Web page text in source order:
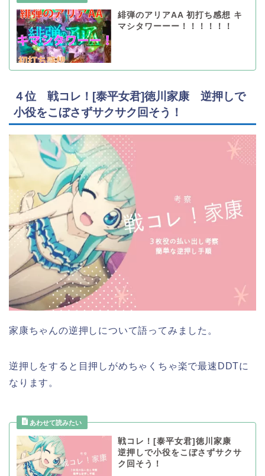
緋弾のアリアAA 初打ち感想 キ
マシタワーーー！！！！！！
４位 戦コレ！[泰平女君]徳川家康 逆押しで
小役をこぼさずサクサク回そう！
家康ちゃんの逆押しについて語ってみました。
逆押しをすると目押しがめちゃくちゃ楽で最速DDTに
なります。
戦コレ！[泰平女君]徳川家康
逆押しで小役をこぼさずサクサ
ク回そう！